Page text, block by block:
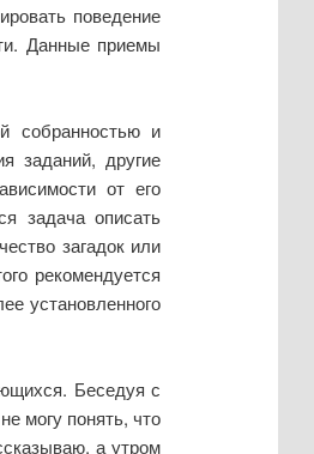
поведение
Данные приемы
собранностью и
заданий, другие
от его
задача описать
загадок или
рекомендуется
установленного
Беседуя с
могу понять, что
а утром